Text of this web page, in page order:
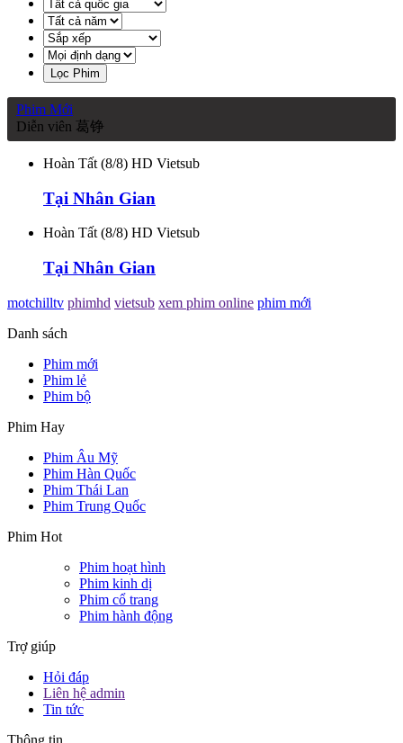
Lọc Phim
Phim Mới
Diễn viên 葛铮
Hoàn Tất (8/8) HD Vietsub
Tại Nhân Gian
Hoàn Tất (8/8) HD Vietsub
Tại Nhân Gian
motchilltv phimhd vietsub xem phim online phim mới
Danh sách
Phim mới
Phim lẻ
Phim bộ
Phim Hay
Phim Âu Mỹ
Phim Hàn Quốc
Phim Thái Lan
Phim Trung Quốc
Phim Hot
Phim hoạt hình
Phim kinh dị
Phim cổ trang
Phim hành động
Trợ giúp
Hỏi đáp
Liên hệ admin
Tin tức
Thông tin